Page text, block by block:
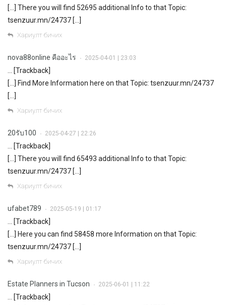
[…] There you will find 52695 additional Info to that Topic:
tsenzuur.mn/24737 […]
Хариулт бичих
nova88online คืออะไร • 2025-04-01 | 23:03
… [Trackback]
[…] Find More Information here on that Topic: tsenzuur.mn/24737
[…]
Хариулт бичих
20รับ100 • 2025-04-27 | 22:26
… [Trackback]
[…] There you will find 65493 additional Info to that Topic:
tsenzuur.mn/24737 […]
Хариулт бичих
ufabet789 • 2025-05-19 | 01:17
… [Trackback]
[…] Here you can find 58458 more Information on that Topic:
tsenzuur.mn/24737 […]
Хариулт бичих
Estate Planners in Tucson • 2025-06-01 | 11:22
… [Trackback]